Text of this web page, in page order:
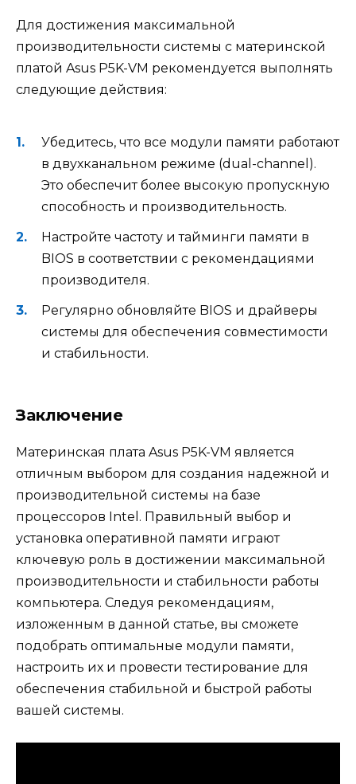
Для достижения максимальной
производительности системы с материнской
платой Asus P5K-VM рекомендуется выполнять
следующие действия:
Убедитесь, что все модули памяти работают
в двухканальном режиме (dual-channel).
Это обеспечит более высокую пропускную
способность и производительность.
Настройте частоту и тайминги памяти в
BIOS в соответствии с рекомендациями
производителя.
Регулярно обновляйте BIOS и драйверы
системы для обеспечения совместимости
и стабильности.
Заключение
Материнская плата Asus P5K-VM является
отличным выбором для создания надежной и
производительной системы на базе
процессоров Intel. Правильный выбор и
установка оперативной памяти играют
ключевую роль в достижении максимальной
производительности и стабильности работы
компьютера. Следуя рекомендациям,
изложенным в данной статье, вы сможете
подобрать оптимальные модули памяти,
настроить их и провести тестирование для
обеспечения стабильной и быстрой работы
вашей системы.